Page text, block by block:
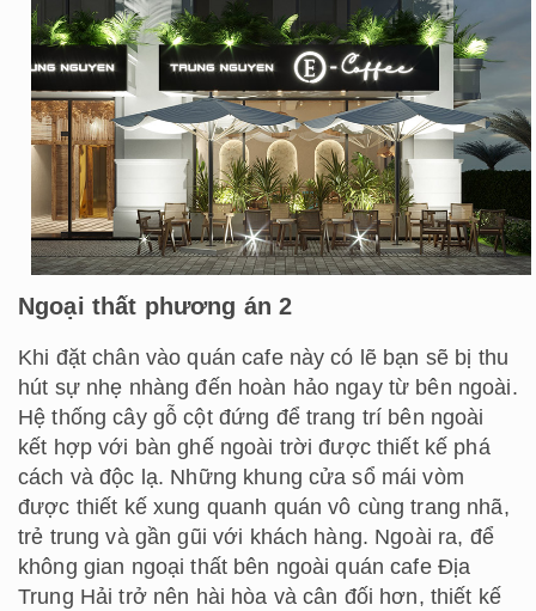
Ngoại thất phương án 2
Khi đặt chân vào quán cafe này có lẽ bạn sẽ bị thu
hút sự nhẹ nhàng đến hoàn hảo ngay từ bên ngoài.
Hệ thống cây gỗ cột đứng để trang trí bên ngoài
kết hợp với bàn ghế ngoài trời được thiết kế phá
cách và độc lạ. Những khung cửa sổ mái vòm
được thiết kế xung quanh quán vô cùng trang nhã,
trẻ trung và gần gũi với khách hàng. Ngoài ra, để
không gian ngoại thất bên ngoài quán cafe Địa
Trung Hải trở nên hài hòa và cân đối hơn, thiết kế